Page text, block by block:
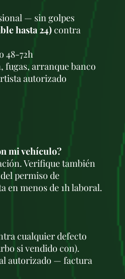
— sin golpes
hasta 24) contra
48-72h
fugas, arranque banco
autorizado
mi vehículo?
Verifique también
permiso de
en menos de 1h laboral.
cualquier defecto
si vendido con).
autorizado — factura